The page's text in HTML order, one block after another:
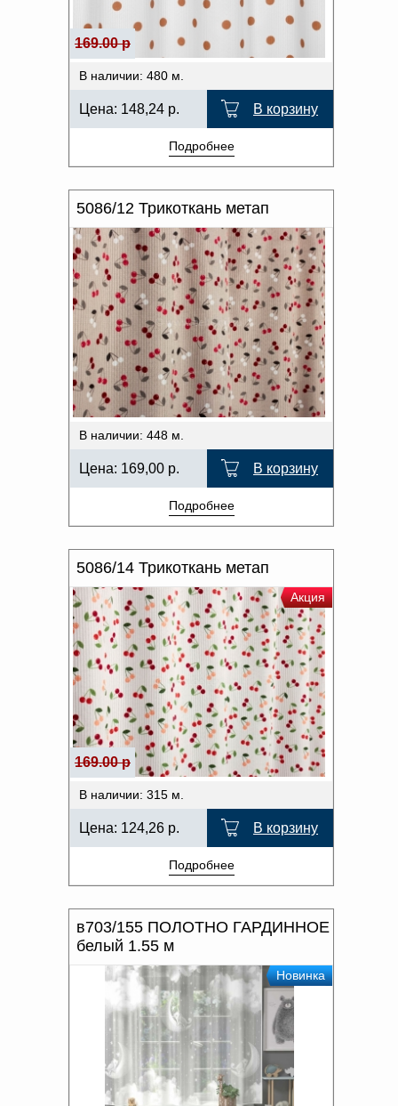
169.00 р
В наличии: 480 м.
Цена: 148,24 р. В корзину
Подробнее
5086/12 Трикоткань метап
В наличии: 448 м.
Цена: 169,00 р. В корзину
Подробнее
5086/14 Трикоткань метап
Акция
169.00 р
В наличии: 315 м.
Цена: 124,26 р. В корзину
Подробнее
в703/155 ПОЛОТНО ГАРДИННОЕ
белый 1.55 м
Новинка